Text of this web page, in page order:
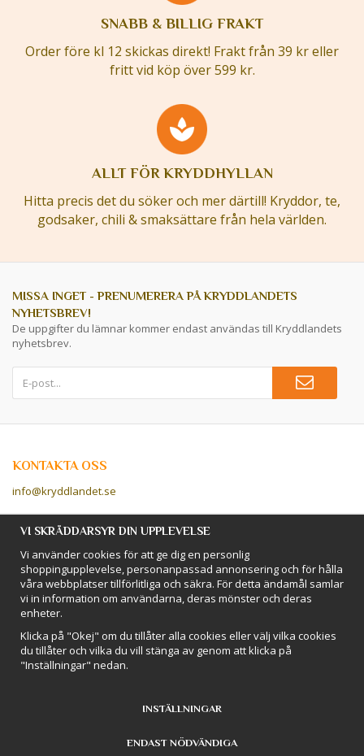
SNABB & BILLIG FRAKT
Order före kl 12 skickas direkt! Frakt från 39 kr eller
fritt vid köp över 599 kr.
ALLT FÖR KRYDDHYLLAN
Hitta precis det du söker och mer därtill! Kryddor, te,
godsaker, chili & smaksättare från hela världen.
MISSA INGET - PRENUMERERA PÅ KRYDDLANDETS
NYHETSBREV!
De uppgifter du lämnar kommer endast användas till Kryddlandets
nyhetsbrev.
KONTAKTA OSS
info@kryddlandet.se
Följ oss på Facebook!
Följ oss på Instagram!
BETALSÄTT
Hos Kryddlandet handlar du tryggt & säkert - och betalar enkelt med
kort, Klarna eller swish!
VI SKRÄDDARSYR DIN UPPLEVELSE
Vi använder cookies för att ge dig en personlig
shoppingupplevelse, personanpassad annonsering och för hålla
våra webbplatser tillförlitliga och säkra. För detta ändamål samlar
vi in information om användarna, deras mönster och deras
enheter.
Klicka på "Okej" om du tillåter alla cookies eller välj vilka cookies
du tillåter och vilka du vill stänga av genom att klicka på
"Inställningar" nedan.
INSTÄLLNINGAR
ENDAST NÖDVÄNDIGA